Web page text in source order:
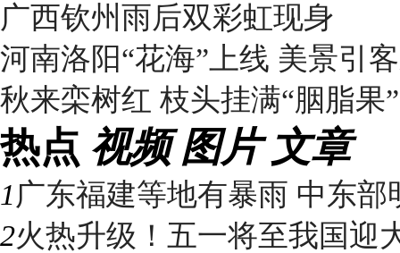
广西钦州雨后双彩虹现身
河南洛阳“花海”上线 美景引
秋来栾树红 枝头挂满“胭脂果”
热点 视频 图片 文章
1 广东福建等地有暴雨 中东部
2火热升级！五一将至我国迎